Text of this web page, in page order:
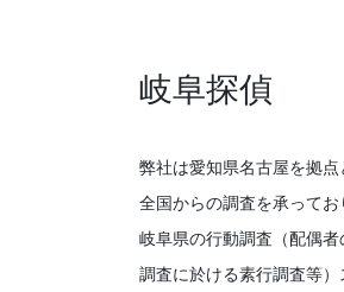
岐阜探偵
弊社は愛知県名古屋を拠
全国からの調査を承ってお
岐阜県の行動調査（配偶
調査に於ける素行調査等